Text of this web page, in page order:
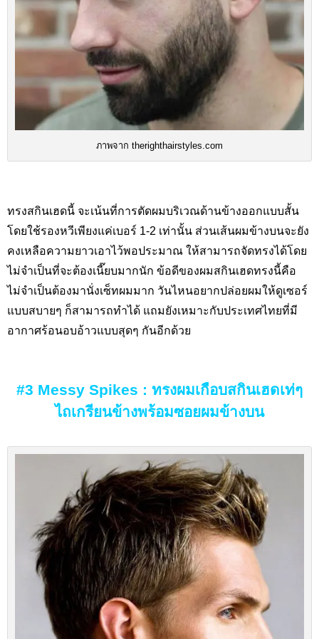
ภาพจาก therighthairstyles.com
ทรงสกินเฮดนี้ จะเน้นที่การตัดผมบริเวณด้านข้างออกแบบสั้น
โดยใช้รองหวีเพียงแค่เบอร์ 1-2 เท่านั้น ส่วนเส้นผมข้างบนจะยัง
คงเหลือความยาวเอาไว้พอประมาณ ให้สามารถจัดทรงได้โดย
ไม่จำเป็นที่จะต้องเนี๊ยบมากนัก ข้อดีของผมสกินเฮดทรงนี้คือ
ไม่จำเป็นต้องมานั่งเซ็ทผมมาก วันไหนอยากปล่อยผมให้ดูเซอร์
แบบสบายๆ ก็สามารถทำได้ แถมยังเหมาะกับประเทศไทยที่มี
อากาศร้อนอบอ้าวแบบสุดๆ กันอีกด้วย
#3 Messy Spikes : ทรงผมเกือบสกินเฮดเท่ๆ
ไถเกรียนข้างพร้อมซอยผมข้างบน